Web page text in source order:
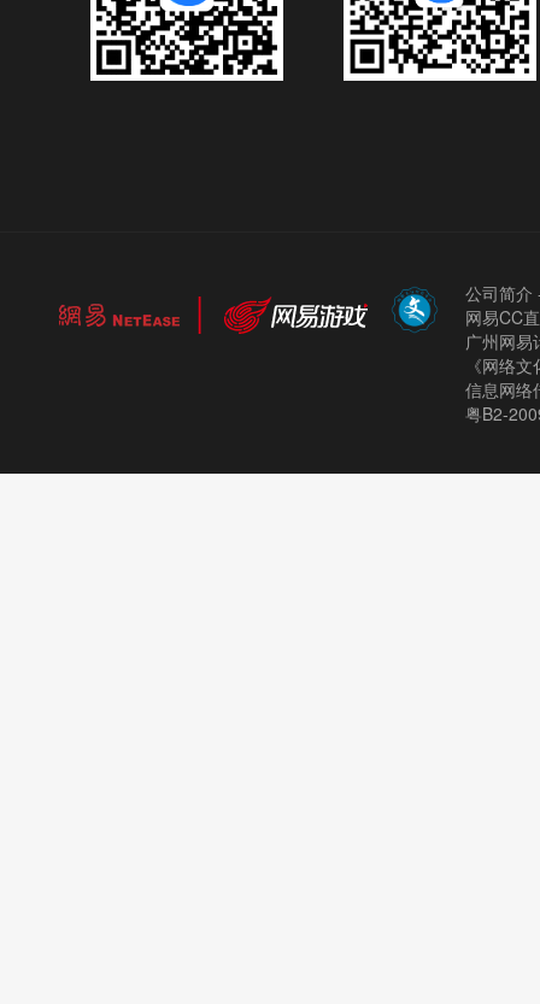
公司简介
网易CC
广州网
《网络
信息网络
粤B2-